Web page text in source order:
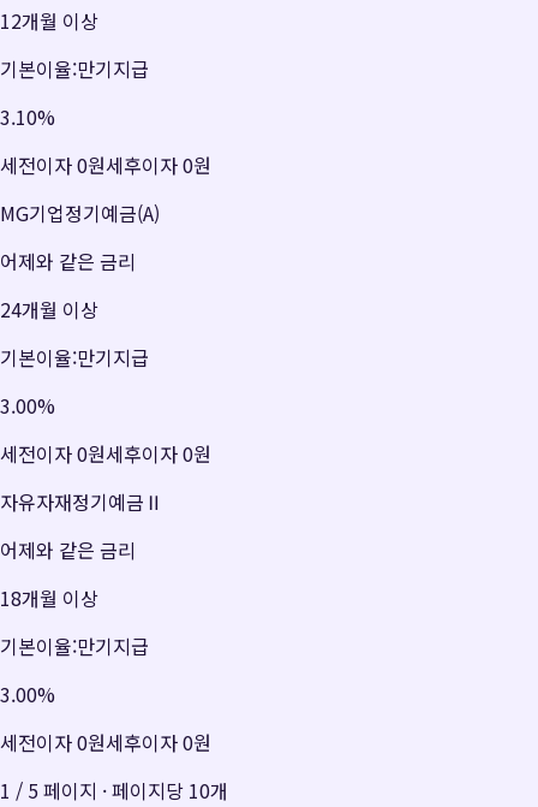
12개월 이상
기본이율:만기지급
3.10%
세전이자0원세후이자0원
MG기업정기예금(A)
어제와 같은 금리
24개월 이상
기본이율:만기지급
3.00%
세전이자0원세후이자0원
자유자재정기예금Ⅱ
어제와 같은 금리
18개월 이상
기본이율:만기지급
3.00%
세전이자0원세후이자0원
1 / 5페이지 · 페이지당 10개